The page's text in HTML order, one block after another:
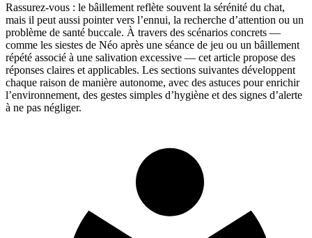
Rassurez-vous : le bâillement reflète souvent la sérénité du chat,
mais il peut aussi pointer vers l’ennui, la recherche d’attention ou un
problème de santé buccale. À travers des scénarios concrets —
comme les siestes de Néo après une séance de jeu ou un bâillement
répété associé à une salivation excessive — cet article propose des
réponses claires et applicables. Les sections suivantes développent
chaque raison de manière autonome, avec des astuces pour enrichir
l’environnement, des gestes simples d’hygiène et des signes d’alerte
à ne pas négliger.